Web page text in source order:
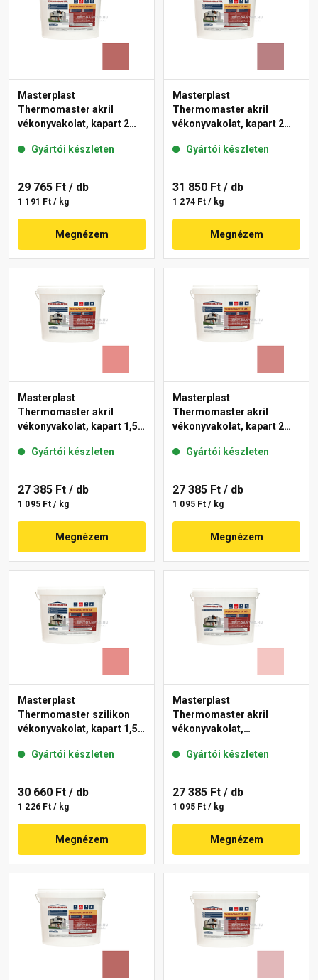
Masterplast
Thermomaster akril
vékonyvakolat, kapart 2
Gyártói készleten
29 765 Ft / db
1 191 Ft / kg
Megnézem
Masterplast
Thermomaster akril
vékonyvakolat, kapart 2
Gyártói készleten
31 850 Ft / db
1 274 Ft / kg
Megnézem
Masterplast
Thermomaster akril
vékonyvakolat, kapart 1,5
Gyártói készleten
27 385 Ft / db
1 095 Ft / kg
Megnézem
Masterplast
Thermomaster akril
vékonyvakolat, kapart 2
Gyártói készleten
27 385 Ft / db
1 095 Ft / kg
Megnézem
Masterplast
Thermomaster szilikon
vékonyvakolat, kapart 1,5
Gyártói készleten
30 660 Ft / db
1 226 Ft / kg
Megnézem
Masterplast
Thermomaster akril
vékonyvakolat,
21-F 25 kg
Gyártói készleten
27 385 Ft / db
1 095 Ft / kg
Megnézem